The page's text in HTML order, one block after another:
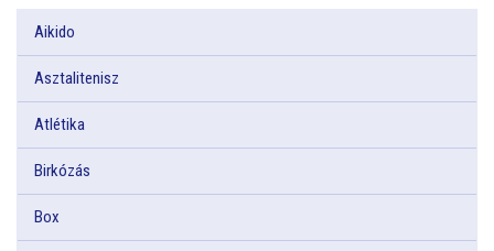
Aikido
Asztalitenisz
Atlétika
Birkózás
Box